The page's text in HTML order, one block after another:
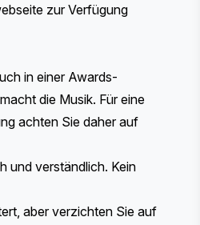
zur Verfügung
in einer Awards-
die Musik. Für eine
achten Sie daher auf
und verständlich. Kein
aber verzichten Sie auf